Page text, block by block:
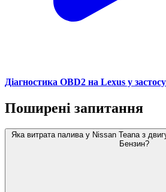
Діагностика OBD2 на Lexus у
Поширені запитання
Яка витрата палива у Nissan Teana з
Бензин?